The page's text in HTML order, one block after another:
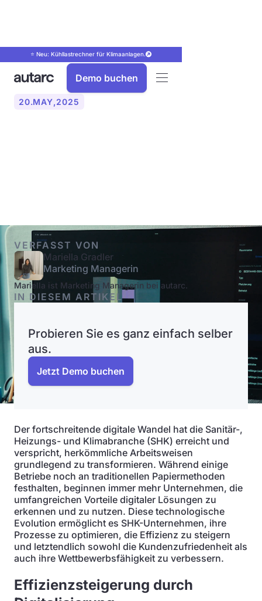
⭐ Neu: Kühllastrechner für Klimaanlagen.
Demo buchen
20.MAY,2025
VERFASST VON
Mariella Gradler
Marketing Managerin
Mariella ist Marketing Managerin bei autarc.
IN DIESEM ARTIKEL
Probieren Sie es ganz einfach selber
aus.
Jetzt Demo buchen
Der fortschreitende digitale Wandel hat die Sanitär-,
Heizungs- und Klimabranche (SHK) erreicht und
verspricht, herkömmliche Arbeitsweisen
grundlegend zu transformieren. Während einige
Betriebe noch an traditionellen Papiermethoden
festhalten, beginnen immer mehr Unternehmen, die
umfangreichen Vorteile digitaler Lösungen zu
erkennen und zu nutzen. Diese technologische
Evolution ermöglicht es SHK-Unternehmen, ihre
Prozesse zu optimieren, die Effizienz zu steigern
und letztendlich sowohl die Kundenzufriedenheit als
auch ihre Wettbewerbsfähigkeit zu verbessern.
Effizienzsteigerung durch